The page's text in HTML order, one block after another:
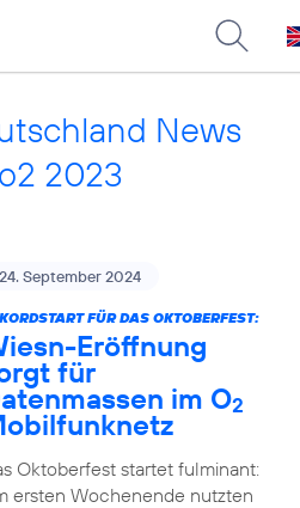
News
2023
24. September 2024
FÜR DAS OKTOBERFEST:
Eröffnung
für
im O2
Oktoberfest startet fulminant:
ersten Wochenende nutzten